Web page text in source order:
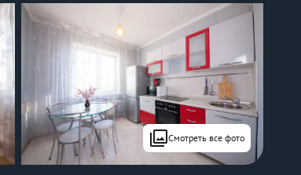
filterСмотреть все фото